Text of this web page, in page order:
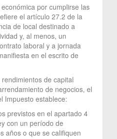
por cumplirse las
el artículo 27.2 de la
de local destinado a
y, al menos, un
laboral y a jornada
en el escrito de
de capital
de negocios, el
Impuesto establece:
previstos en el apartado 4
con un período de
años o que se califiquen